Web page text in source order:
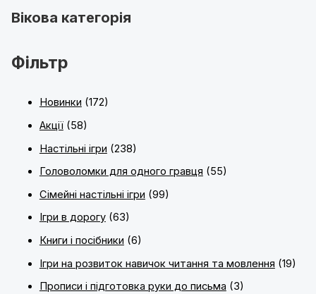
Вікова категорія
Фільтр
Новинки (172)
Акції (58)
Настільні ігри (238)
Головоломки для одного гравця (55)
Сімейні настільні ігри (99)
Ігри в дорогу (63)
Книги і посібники (6)
Ігри на розвиток навичок читання та мовлення (19)
Прописи і підготовка руки до письма (3)